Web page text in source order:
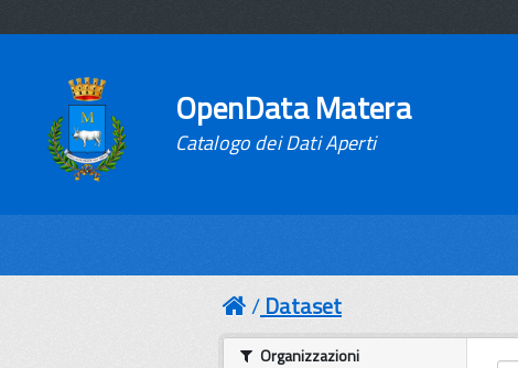
OpenData Matera
Catalogo dei Dati Aperti
Dataset
Organizzazioni